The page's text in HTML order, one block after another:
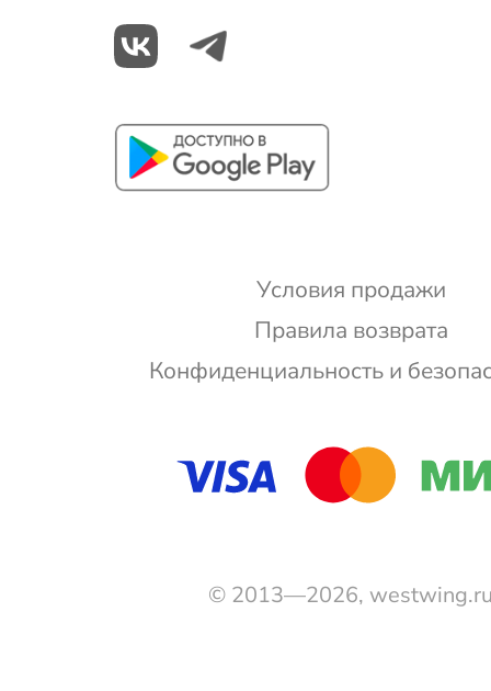
Условия продажи
Правила возврата
Конфиденциальность и
© 2013—2026,